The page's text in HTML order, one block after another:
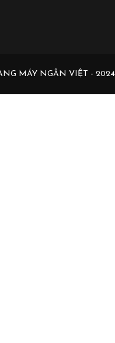
MÁY NGÂN VIỆT -